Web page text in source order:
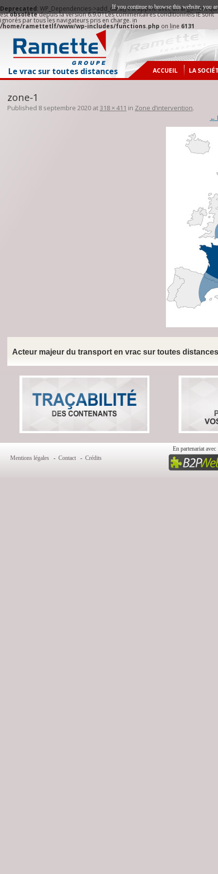
Deprecated: WP_Dependencies->add_data() est appelé avec un argument qui
estobsolètedepuis la version 6.9.0 ! Les commentaires conditionnels IE sont
ignorés par tous les navigateurs pris en charge. in
/home/ramettetlf/www/wp-includes/functions.php on line 6131
Le vrac sur toutes distances ACCUEIL
LA
NOTRE
zone-1
Published 8 septembre 2020 at318 × 411 in Zone d’intervention.
←
Acteur majeur du transport en vrac sur toutes
Mentions légales - Contact - Crédits
En partenariat avec
If you continue to browse this website, you